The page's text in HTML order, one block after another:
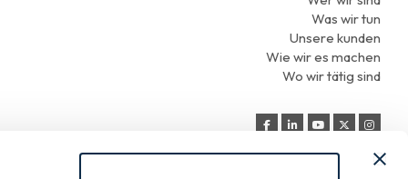
Was wir tun
Unsere kunden
Wie wir es machen
Wo wir tätig sind